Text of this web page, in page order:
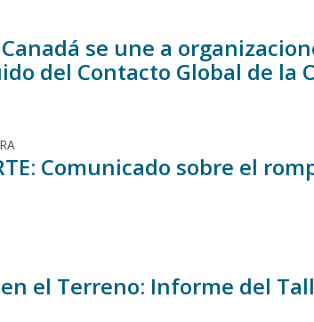
se une a
del Contacto Global de la
Comunicado sobre el
el Terreno: Informe del